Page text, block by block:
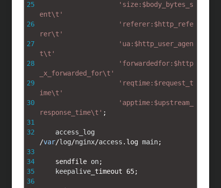
25
26
27
28
29
30
31
32
33
34
35
36
'size:$body_bytes_s
ent\t'
'referer:$http_refe
rer\t'
'ua:$http_user_agen
t\t'
'forwardedfor:$http
_x_forwarded_for\t'
'reqtime:$request_t
ime\t'
'apptime:$upstream_
response_time\t' ;
access_log
/var/log/nginx/access . log main;
sendfile on;
keepalive timeout 65;